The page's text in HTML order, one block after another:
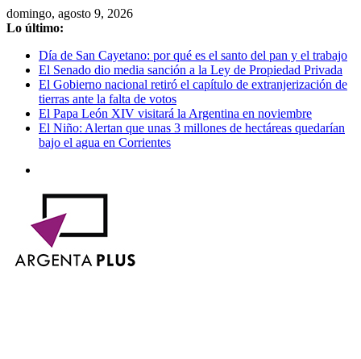
Saltar
al
domingo, agosto 9, 2026
Lo último:
Día de San Cayetano: por qué es el santo del pan y el trabajo
El Senado dio media sanción a la Ley de Propiedad Privada
El Gobierno nacional retiró el capítulo de extranjerización de
tierras ante la falta de votos
El Papa León XIV visitará la Argentina en noviembre
El Niño: Alertan que unas 3 millones de hectáreas quedarían
bajo el agua en Corrientes